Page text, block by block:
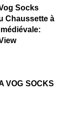
Socks
VOG SOCKS